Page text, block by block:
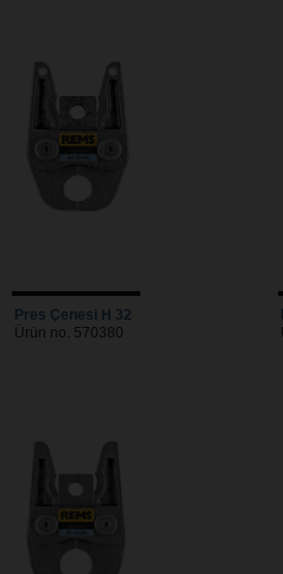
Pres Çenesi H 32
Ürün no. 570380